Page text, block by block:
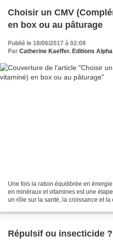
Choisir un CMV
en box ou au pâturage
Publié le 18/06/2017 à 02:08
Par Catherine Kaeffer. Editions
Une fois la ration équilibrée en
en minéraux et vitamines est une
un rôle sur la santé, la croissance et
Répulsif ou insecticide